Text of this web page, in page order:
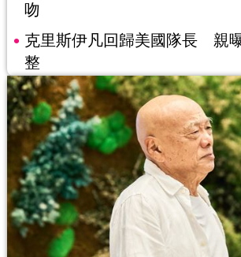
吻
克里斯伊凡回歸美國隊長 親
整